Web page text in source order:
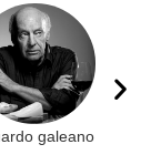
galeano